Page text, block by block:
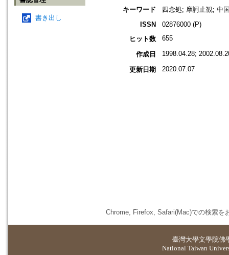
書き出し
キーワード
四念処; 摩訶止観; 中
ISSN
02876000 (P)
ヒット数
655
作成日 1998.04.28;
更新日期 2020.07.07
Chrome, Firefox, Safari(Mac)での検索を
臺灣大學文學院佛
National Taiwan